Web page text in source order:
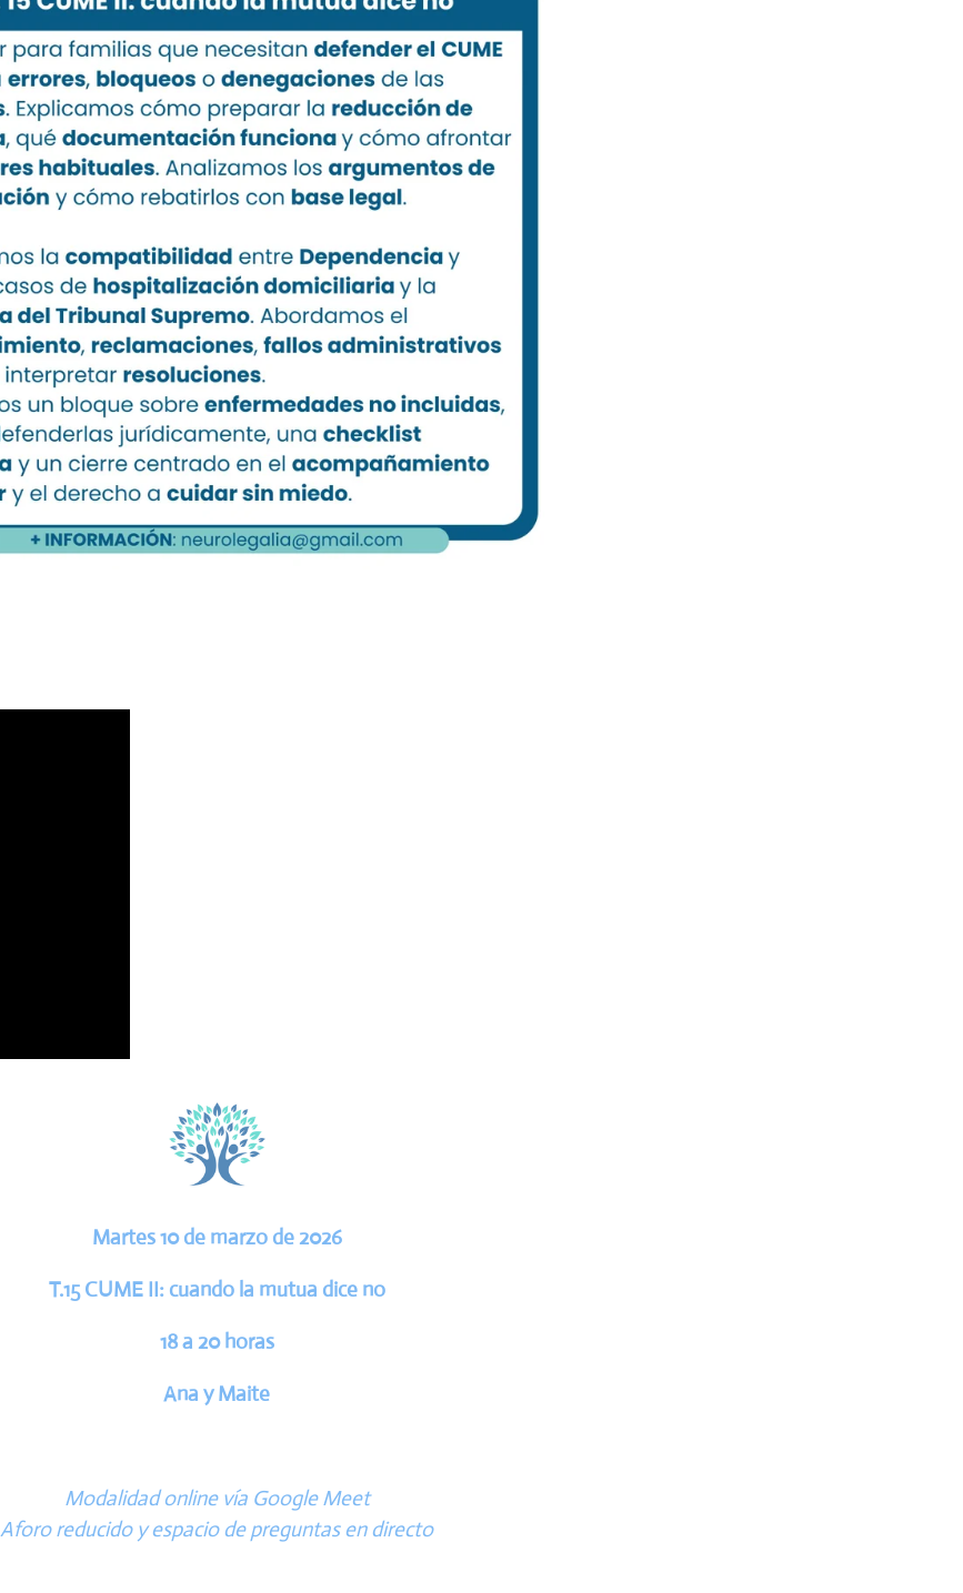
Martes 10 de marzo de 2026
T.15CUME II: cuando la mutua dice no
18 a 20 horas
Ana y Maite
Modalidad online vía Google Meet
Aforo reducido y espacio de preguntas en directo